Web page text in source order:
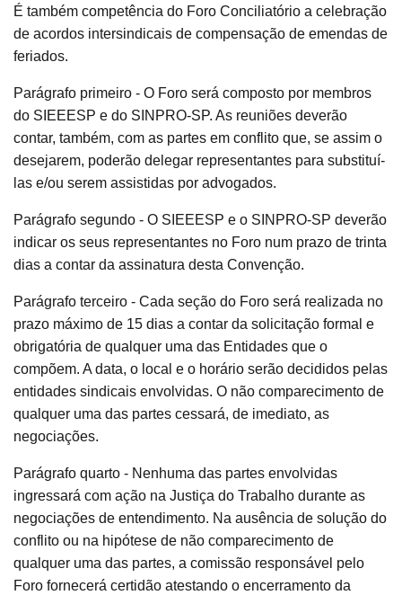
É também competência do Foro Conciliatório a celebração
de acordos intersindicais de compensação de emendas de
feriados.
Parágrafo primeiro - O Foro será composto por membros
do SIEEESP e do SINPRO-SP. As reuniões deverão
contar, também, com as partes em conflito que, se assim o
desejarem, poderão delegar representantes para substituí-
las e/ou serem assistidas por advogados.
Parágrafo segundo - O SIEEESP e o SINPRO-SP deverão
indicar os seus representantes no Foro num prazo de trinta
dias a contar da assinatura desta Convenção.
Parágrafo terceiro - Cada seção do Foro será realizada no
prazo máximo de 15 dias a contar da solicitação formal e
obrigatória de qualquer uma das Entidades que o
compõem. A data, o local e o horário serão decididos pelas
entidades sindicais envolvidas. O não comparecimento de
qualquer uma das partes cessará, de imediato, as
negociações.
Parágrafo quarto - Nenhuma das partes envolvidas
ingressará com ação na Justiça do Trabalho durante as
negociações de entendimento. Na ausência de solução do
conflito ou na hipótese de não comparecimento de
qualquer uma das partes, a comissão responsável pelo
Foro fornecerá certidão atestando o encerramento da